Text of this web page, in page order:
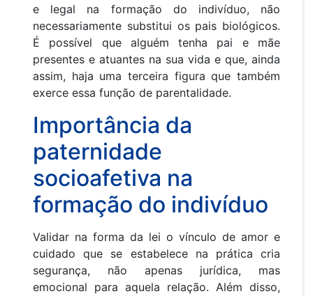
e legal na formação do indivíduo, não
necessariamente substitui os pais biológicos.
É possível que alguém tenha pai e mãe
presentes e atuantes na sua vida e que, ainda
assim, haja uma terceira figura que também
exerce essa função de parentalidade.
Importância da
paternidade
socioafetiva na
formação do indivíduo
Validar na forma da lei o vínculo de amor e
cuidado que se estabelece na prática cria
segurança, não apenas jurídica, mas
emocional para aquela relação. Além disso,